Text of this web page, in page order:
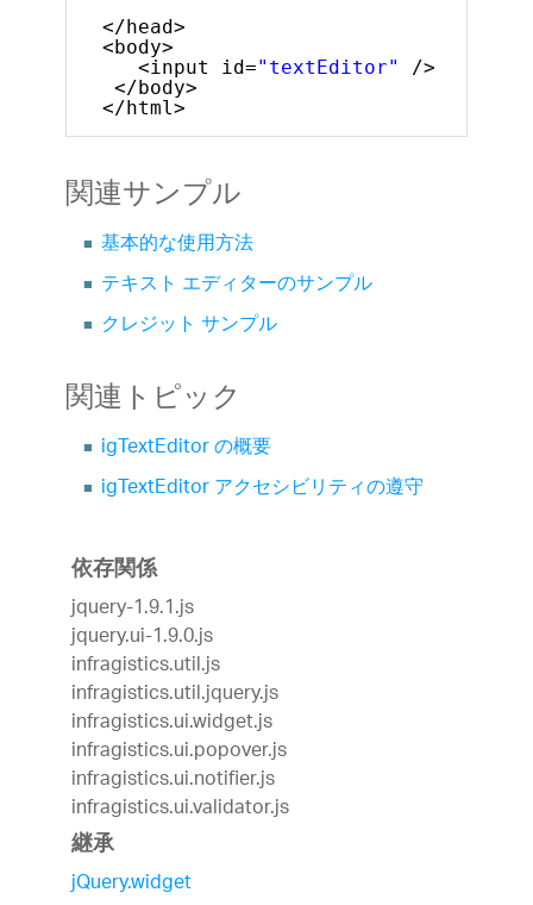
</head>
<body>
<input id="textEditor"
/>
</body>
</html>
関連サンプル
基本的な使用方法
テキスト エディターのサンプル
クレジット サンプル
関連トピック
igTextEditor の概要
igTextEditor アクセシビリティの遵守
依存関係
jquery-1.9.1.js
jquery.ui-1.9.0.js
infragistics.util.js
infragistics.util.jquery.js
infragistics.ui.widget.js
infragistics.ui.popover.js
infragistics.ui.notifier.js
infragistics.ui.validator.js
継承
jQuery.widget